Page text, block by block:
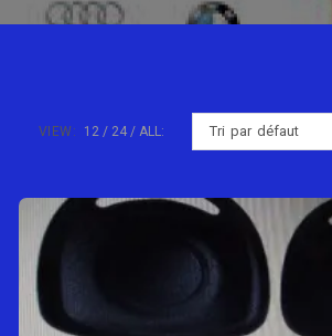
Tri par défaut
VIEW: 12 24 ALL: